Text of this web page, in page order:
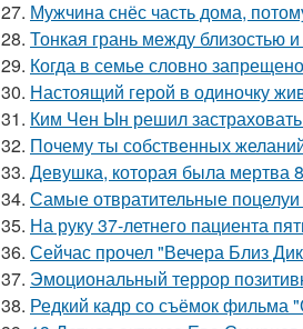
27. Мужчина снёс часть дома,
28. Тонкая грань между близостью
29. Когда в семье словно
30. Настоящий герой в одиночку
31. Ким Чен Ын решил
32. Почему ты собственных
33. Девушка, которая была мертва
34. Самые отвратительные поцелуи
35. На руку 37-летнего пациента
36. Сейчас прочел "Вечера Близ
37. Эмоциональный террор
38. Редкий кадр со съёмок фильма